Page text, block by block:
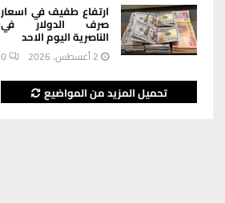
ارتفاع طفيف في اسعار
صرف الدولار في
الناصرية اليوم الاحد
2 أغسطس، 2026 0
تحميل المزيد من المواضيع